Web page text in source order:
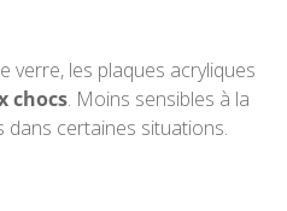
verre, les plaques acryliques
chocs. Moins sensibles à la
dans certaines situations.